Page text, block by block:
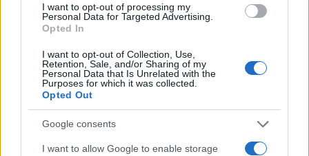
I want to opt-out of processing my
Personal Data for Targeted Advertising.
Opted In
I want to opt-out of Collection, Use,
Retention, Sale, and/or Sharing of my
Personal Data that Is Unrelated with the
Purposes for which it was collected.
Opted Out
Google consents
I want to allow Google to enable storage
Danny Danon, Izrael ENSZ-
nagykövete szerdán kijelentette,
hogy a zsidó állam „évek óta”
figyelmeztetett arra, hogy a
Hamász terroristái
beszivárogtak az UNRWA-ba.